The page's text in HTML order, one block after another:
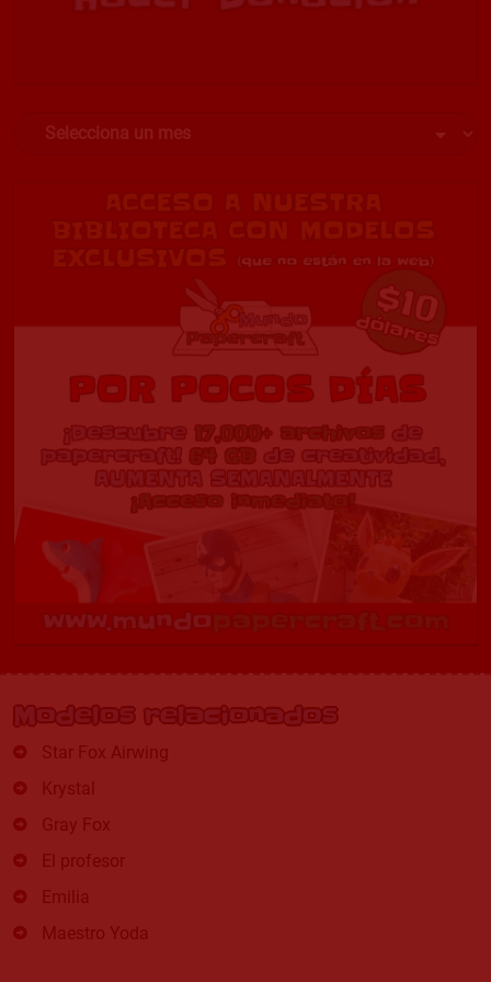
Modelos relacionados
Star Fox Airwing
Krystal
Gray Fox
El profesor
Emilia
Maestro Yoda